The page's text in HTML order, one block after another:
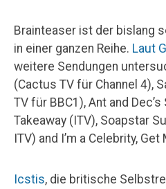
Brainteaser ist der bislang
in einer ganzen Reihe. Laut
weitere Sendungen
(Cactus TV für Channel 4),
TV für BBC1), Ant and
Takeaway (ITV), Soapstar
ITV) and I’m a Celebrity,
Icstis, die britische